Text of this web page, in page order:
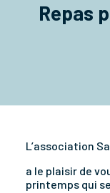
Repas
L’association
a le plaisir de
printemps qui